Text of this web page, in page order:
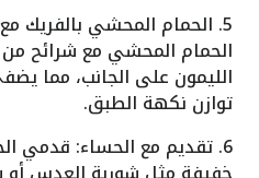
5. الحمام المحشي بالفريك
الحمام المحشي مع شرائح من
الليمون على الجانب، مما
توازن نكهة الطبق.
6. تقديم مع الحساء: قدمي